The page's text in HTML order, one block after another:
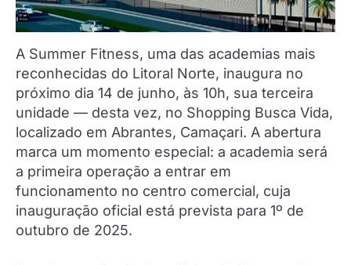
A Summer Fitness, uma das academias mais
reconhecidas do Litoral Norte, inaugura no
próximo dia 14 de junho, às 10h, sua terceira
unidade — desta vez, no Shopping Busca Vida,
localizado em Abrantes, Camaçari. A abertura
marca um momento especial: a academia será
a primeira operação a entrar em
funcionamento no centro comercial, cuja
inauguração oficial está prevista para 1º de
outubro de 2025.